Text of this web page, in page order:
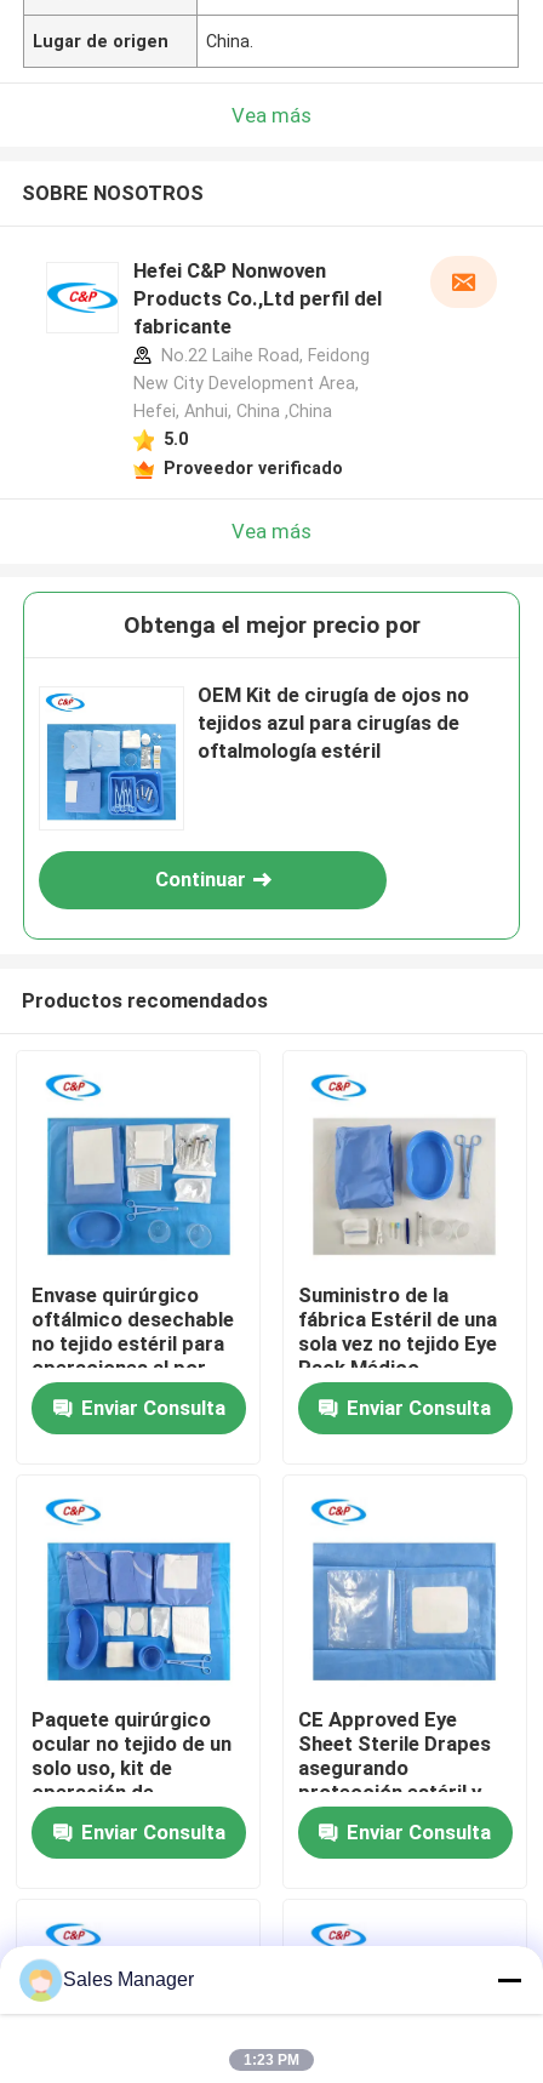
En casa
Los vídeos
Espectáculo VR
Sobre nosotros
Recorrido por la fábrica
Control de calidad
Noticias
Lugar de origen China.
Vea más
SOBRE NOSOTROS
Hefei C&P Nonwoven
Products Co.,Ltd perfil del
fabricante
No.22 Laihe Road, Feidong
New City Development Area,
Hefei, Anhui, China ,China
5.0
Proveedor verificado
Vea más
Obtenga el mejor precio por
OEM Kit de cirugía de ojos no
tejidos azul para cirugías de
oftalmología estéril
Continuar
Productos recomendados
Envase quirúrgico
oftálmico desechable
no tejido estéril para
operaciones al por
mayor de ojos
Enviar Consulta
Suministro de la
fábrica Estéril de una
sola vez no tejido Eye
Pack Médico
Oftálmico Cirugía
cortinaEnviar Consulta
Paquete quirúrgico
ocular no tejido de un
solo uso, kit de
operación de
oftalmología estéril
para hospital
oftálmico
Enviar Consulta
CE Approved Eye
Sheet Sterile Drapes
asegurando
protección estéril y
operación conveniente
Enviar Consulta
Sales Manager
1:23 PM